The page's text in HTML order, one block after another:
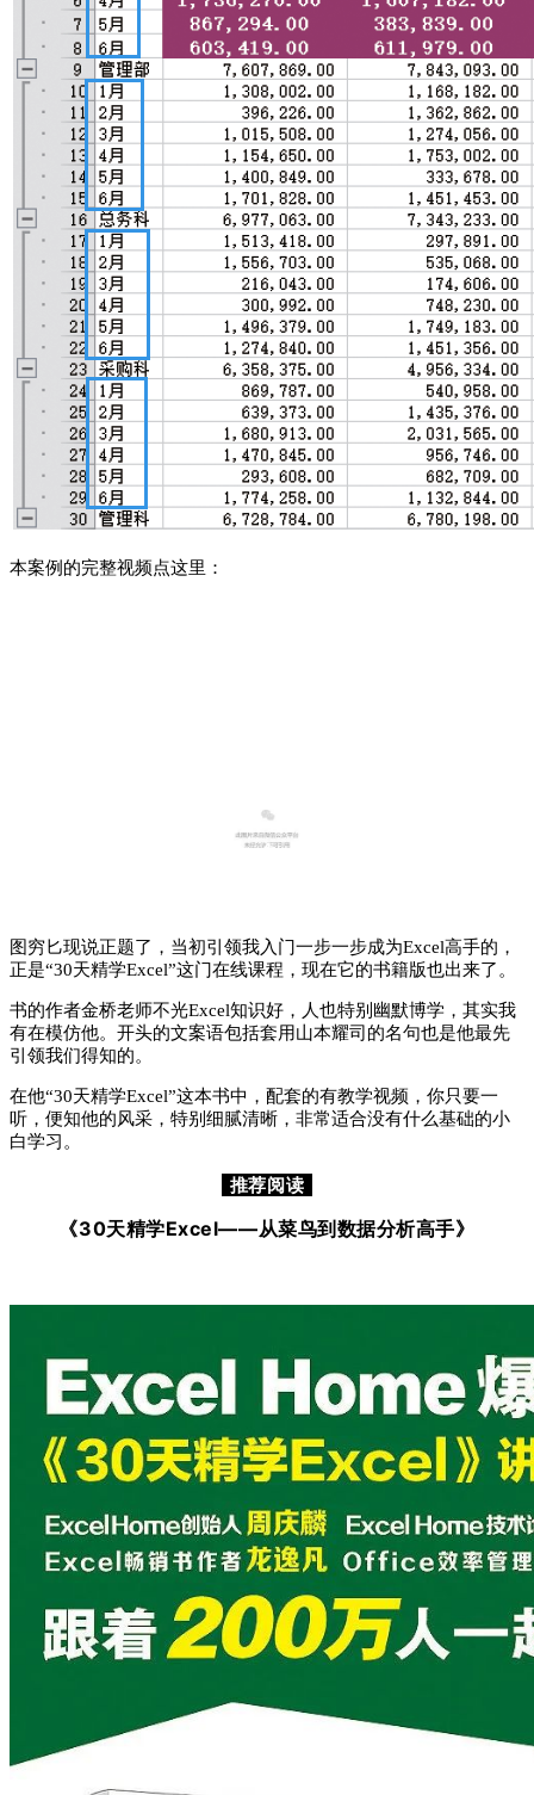
本案例的完整视频点这里：
4
图穷匕现说正题了，当初引领我入门一步一步成为Excel高手的，
正是“30天精学Excel”这门在线课程，现在它的书籍版也出来了。
书的作者金桥老师不光Excel知识好，人也特别幽默博学，其实我
有在模仿他。 开头的文案语包括套用山本耀司的名句也是他最先
引领我们得知的。
在他“30天精学Excel”这本书中，配套的有教学视频，你只要一
听，便知他的风采，特别细腻清晰，非常适合没有什么基础的小
白学习。
推荐阅读
《30天精学Excel——从菜鸟到数据分析高手》